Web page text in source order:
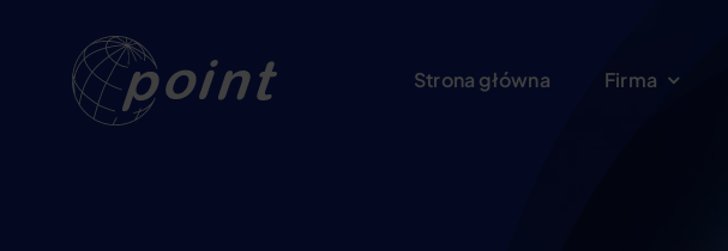
zawartości
Strona główna Firma